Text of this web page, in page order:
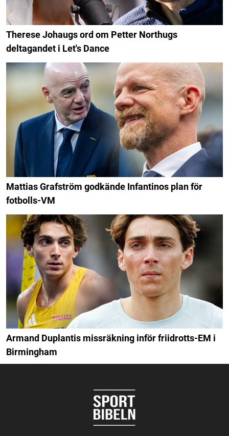
Therese Johaugs ord om Petter Northugs
deltagandet i Let's Dance
Mattias Grafström godkände Infantinos plan för
fotbolls-VM
Armand Duplantis missräkning inför friidrotts-EM i
Birmingham